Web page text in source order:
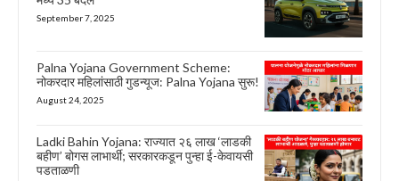
September 7, 2025
Palna Yojana Government Scheme:
नोकरदार महिलांसाठी गुडन्यूज: Palna Yojana सुरू!
August 24, 2025
Ladki Bahin Yojana: राज्यात २६ लाख ‘लाडकी
बहीण’ बोगस लाभार्थी; सरकारकडून पुन्हा ई-केवायसी
पडताळणी